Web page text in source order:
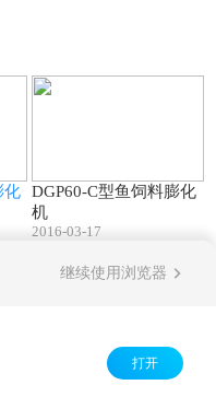
化
DGP60-C型鱼饲料膨化
机
2016-03-17
继续使用浏览器
打开